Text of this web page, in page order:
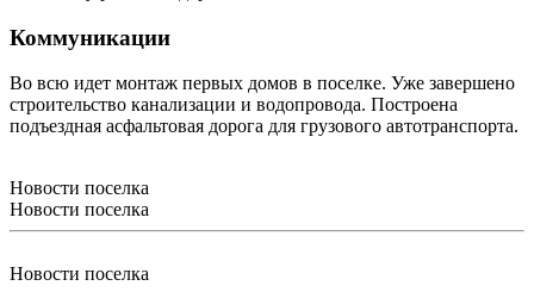
Коммуникации
Во всю идет монтаж первых домов в поселке. Уже завершено
строительство канализации и водопровода. Построена
подъездная асфальтовая дорога для грузового автотранспорта.
Новости поселка
Новости поселка
Новости поселка